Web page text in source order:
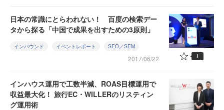
日本の常識にとらわれない！ 百度の検索デー
タから探る「中国で成果を出すための3原則」
インバウンド イベントレポート SEO／SEM
2017/06/22 1
インハウス運用で工数半減、ROAS目標運用で
収益最大化！ 旅行EC・WILLERのリスティン
グ運用術